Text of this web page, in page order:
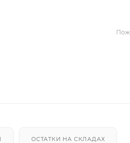
ОСТАТКИ НА СКЛАДАХ